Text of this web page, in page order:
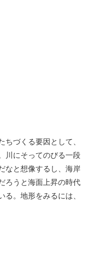
づくる要因として、
川にそってのびる一段
なと想像するし、海岸
ろうと海面上昇の時代
。地形をみるには、